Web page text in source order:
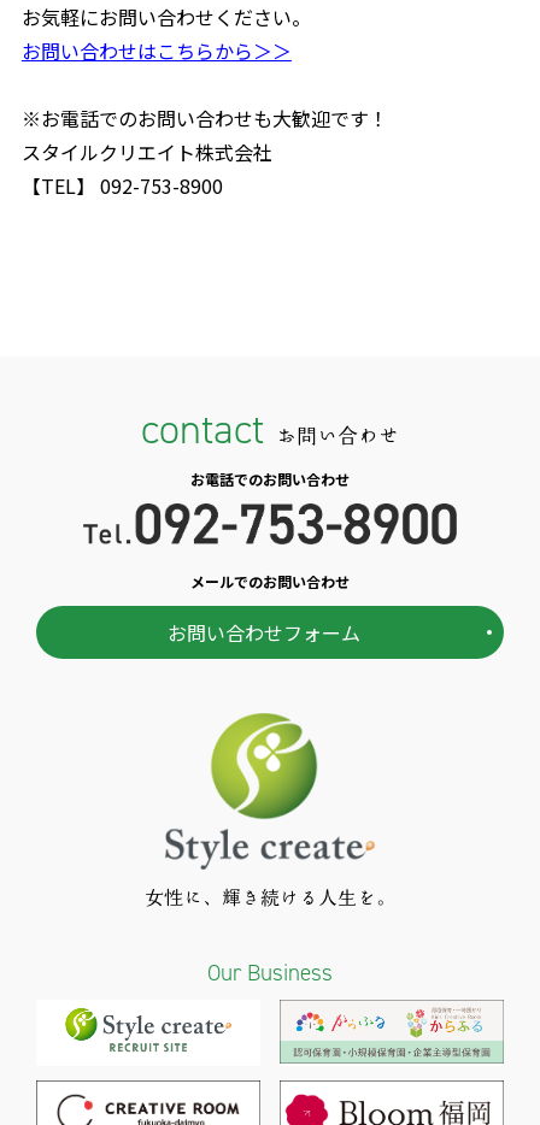
お気軽にお問い合わせください。
お問い合わせはこちらから＞＞
※お電話でのお問い合わせも大歓迎です！
スタイルクリエイト株式会社
【TEL】 092-753-8900
contact お問い合わせ
お電話でのお問い合わせ
メールでのお問い合わせ
お問い合わせフォーム
女性に、輝き続ける人生を。
Our Business